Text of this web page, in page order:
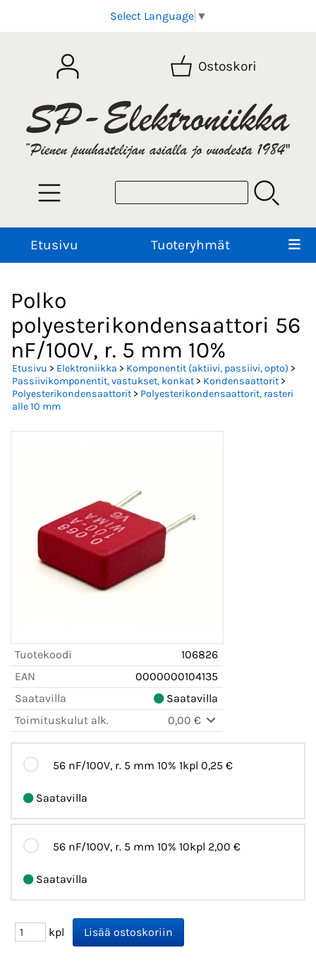
Select Language ▼
Ostoskori
Etusivu Tuoteryhmät
Polko
polyesterikondensaattori 56
nF/100V, r. 5 mm 10%
Etusivu > Elektroniikka > Komponentit (aktiivi, passiivi, opto) >
Passiivikomponentit, vastukset, konkat> Kondensaattorit>
Polyesterikondensaattorit> Polyesterikondensaattorit, rasteri
alle 10 mm
Tuotekoodi
106826
EAN
0000000104135
Saatavilla
Saatavilla
Toimituskulut alk.
0,00 €
56 nF/100V, r. 5 mm 10% 1kpl 0,25 €
Saatavilla
56 nF/100V, r. 5 mm 10% 10kpl 2,00 €
Saatavilla
kpl